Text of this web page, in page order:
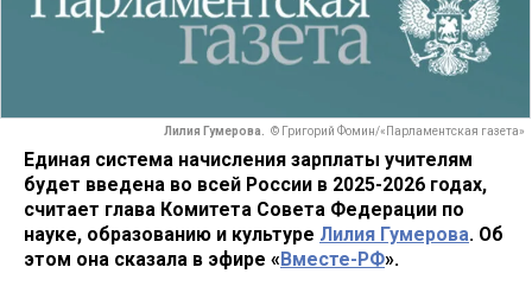
Лилия Гумерова. © Григорий Фомин/«Парламентская газета»
Единая система начисления зарплаты учителям
будет введена во всей России в 2025-2026 годах,
считает глава Комитета Совета Федерации по
науке, образованию и культуре Лилия Гумерова. Об
этом она сказала в эфире «Вместе-РФ».